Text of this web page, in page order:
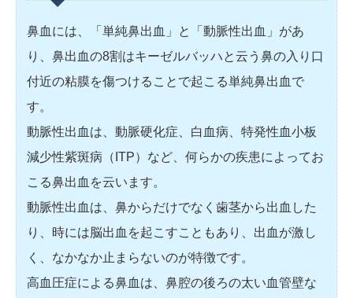
鼻血には、「単純鼻出血」と「動脈性出血」があ
り、鼻出血の8割はキーゼルバッハと云う鼻の入り口
付近の粘膜を傷つけることで起こる単純鼻出血で
す。
動脈性出血は、動脈硬化症、白血病、特発性血小板
減少性紫斑病（ITP）など、何らかの疾患によってお
こる鼻出血を云います。
動脈性出血は、鼻からだけでなく歯茎から出血した
り、時には脳出血を起こすこともあり、出血が激し
く、なかなか止まらないのが特徴です。
高血圧症による鼻血は、鼻腔の後ろの太い血管壁な